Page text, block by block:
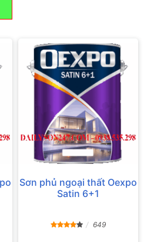
Sơn phủ ngoại thất Oexpo
Satin 6+1
649